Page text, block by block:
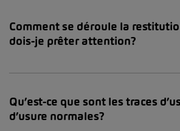
Comment se déroule la
dois-je prêter attention?
Qu’est-ce que sont les traces
d’usure normales?